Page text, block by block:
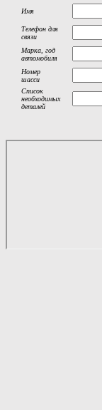
Имя
Телефон для
связи
Марка, год
автомобиля
Номер
шасси
Список
необходимых
деталей